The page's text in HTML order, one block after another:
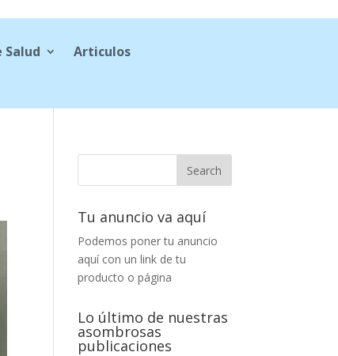
Salud
Articulos
Tu anuncio va aquí
Podemos poner tu anuncio
aquí con un link de tu
producto o página
Lo último de nuestras
asombrosas
publicaciones